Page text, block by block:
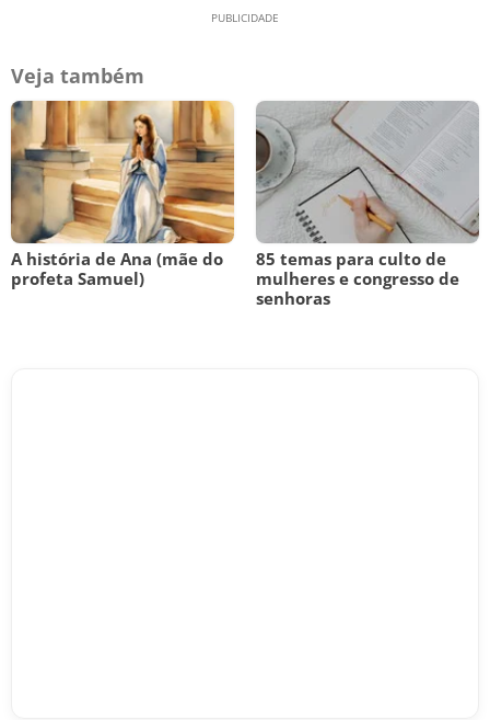
Veja também
A história de Ana (mãe do
profeta Samuel)
85 temas para culto de
mulheres e congresso de
senhoras